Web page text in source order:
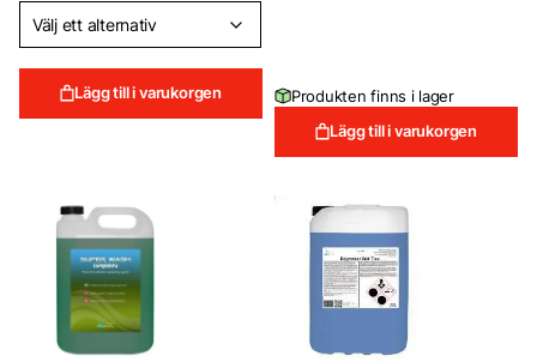
Lägg till i varukorgen
Produkten finns i lager
Lägg till i varukorgen